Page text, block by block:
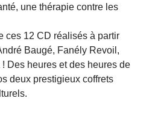
une thérapie contre les
ces 12 CD réalisés à partir
Baugé, Fanély Revoil,
Des heures et des heures de
deux prestigieux coffrets